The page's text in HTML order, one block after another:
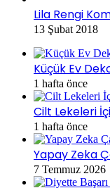
Lila Rengi
13 Şubat 2018
Küçük Ev
1 hafta önce
Cilt Lekeleri
1 hafta önce
Yapay Zeka
7 Temmuz 2026